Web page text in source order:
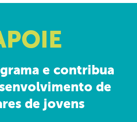
e contribua
de
de jovens